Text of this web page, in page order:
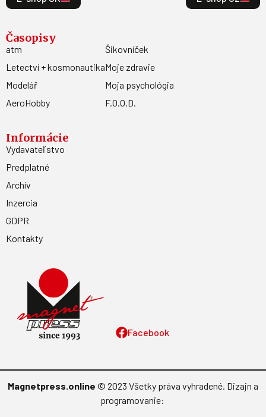
Facebook
Časopisy
atm
Letectví + kosmonautika
Modelář
AeroHobby
Šikovníček
Moje zdravie
Moja psychológia
F.O.O.D.
Informácie
Vydavateľstvo
Predplatné
Archív
Inzercia
GDPR
Kontakty
Magnetpress.online © 2023 Všetky práva vyhradené. Dizajn a
programovanie: